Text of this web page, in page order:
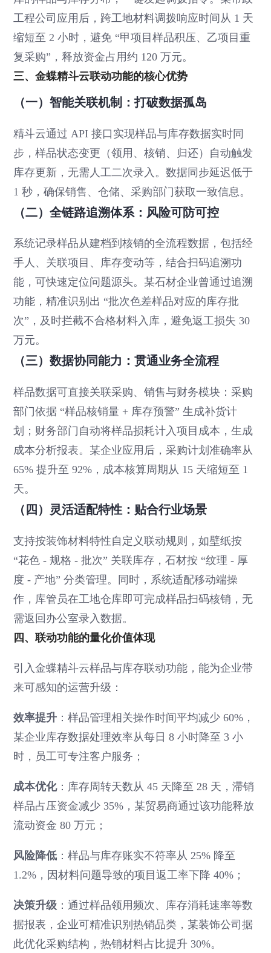
工程公司应用后，跨工地材料调拨响应时间从 1 天
缩短至 2 小时，避免 “甲项目样品积压、乙项目重
复采购”，释放资金占用约 120 万元。
三、金蝶精斗云联动功能的核心优势
（一）智能关联机制：打破数据孤岛
精斗云通过 API 接口实现样品与库存数据实时同
步，样品状态变更（领用、核销、归还）自动触发
库存更新，无需人工二次录入。数据同步延迟低于
1 秒，确保销售、仓储、采购部门获取一致信息。
（二）全链路追溯体系：风险可防可控
系统记录样品从建档到核销的全流程数据，包括经
手人、关联项目、库存变动等，结合扫码追溯功
能，可快速定位问题源头。某石材企业曾通过追溯
功能，精准识别出 “批次色差样品对应的库存批
次”，及时拦截不合格材料入库，避免返工损失 30
万元。
（三）数据协同能力：贯通业务全流程
样品数据可直接关联采购、销售与财务模块：采购
部门依据 “样品核销量 + 库存预警” 生成补货计
划；财务部门自动将样品损耗计入项目成本，生成
成本分析报表。某企业应用后，采购计划准确率从
65% 提升至 92%，成本核算周期从 15 天缩短至 1
天。
（四）灵活适配特性：贴合行业场景
支持按装饰材料特性自定义联动规则，如壁纸按
“花色 - 规格 - 批次” 关联库存，石材按 “纹理 - 厚
度 - 产地” 分类管理。同时，系统适配移动端操
作，库管员在工地仓库即可完成样品扫码核销，无
需返回办公室录入数据。
四、联动功能的量化价值体现
引入金蝶精斗云样品与库存联动功能，能为企业带
来可感知的运营升级：
效率提升 ：样品管理相关操作时间平均减少 60%，
某企业库存数据处理效率从每日 8 小时降至 3 小
时，员工可专注客户服务；
成本优化：库存周转天数从 45 天降至 28 天，滞销
样品占压资金减少 35%，某贸易商通过该功能释放
流动资金 80 万元；
风险降低 ：样品与库存账实不符率从 25% 降至
1.2%，因材料问题导致的项目返工率下降 40%；
决策升级 ：通过样品领用频次、库存消耗速率等数
据报表，企业可精准识别热销品类，某装饰公司据
此优化采购结构，热销材料占比提升 30%。